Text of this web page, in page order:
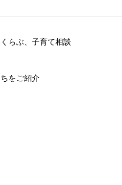
らぶ、子育て相談
をご紹介